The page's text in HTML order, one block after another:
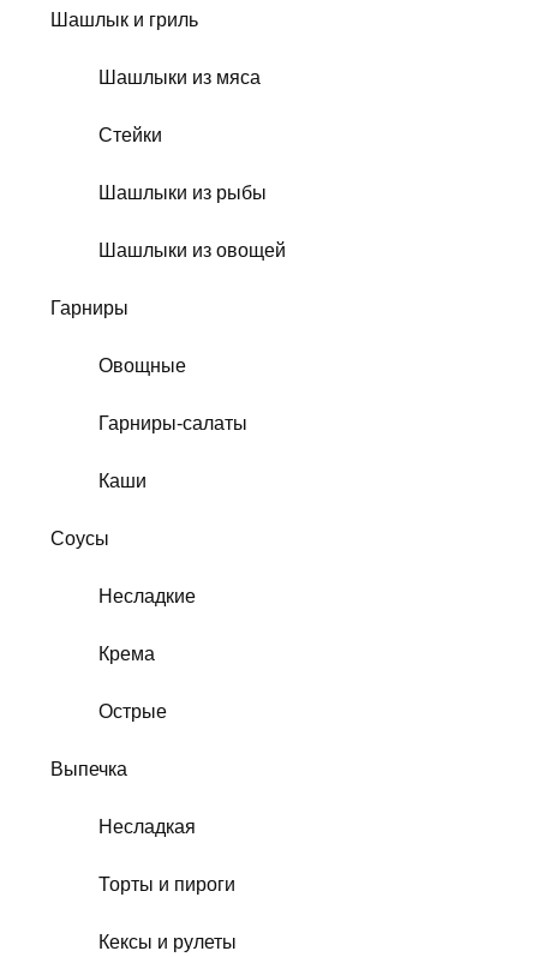
Шашлык и гриль
Шашлыки из мяса
Стейки
Шашлыки из рыбы
Шашлыки из овощей
Гарниры
Овощные
Гарниры-салаты
Каши
Соусы
Несладкие
Крема
Острые
Выпечка
Несладкая
Торты и пироги
Кексы и рулеты